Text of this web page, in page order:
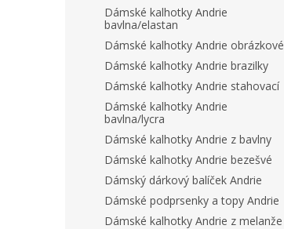
Dámské kalhotky Andrie
bavlna/elastan
Dámské kalhotky Andrie obrázkové
Dámské kalhotky Andrie brazilky
Dámské kalhotky Andrie stahovací
Dámské kalhotky Andrie
bavlna/lycra
Dámské kalhotky Andrie z bavlny
Dámské kalhotky Andrie bezešvé
Dámský dárkový balíček Andrie
Dámské podprsenky a topy Andrie
Dámské kalhotky Andrie z melanže